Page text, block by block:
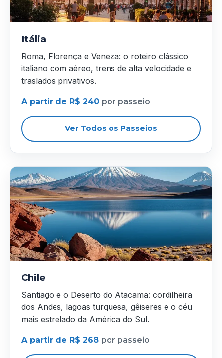
Itália
Roma, Florença e Veneza: o roteiro clássico
italiano com aéreo, trens de alta velocidade e
traslados privativos.
A partir de R$ 240 por passeio
Ver Todos os Passeios
Chile
Santiago e o Deserto do Atacama: cordilheira
dos Andes, lagoas turquesa, gêiseres e o céu
mais estrelado da América do Sul.
A partir de R$ 268 por passeio